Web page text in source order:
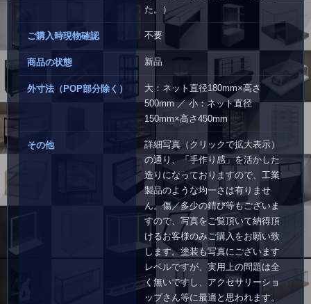
た。）
ご購入時現物確認 不要
商品の状態 新品
外寸法（POP部分除く）
大：ネット直径180mm×高さ
500mm ／ 小：ネット直径
150mm×高さ450mm
その他
詳細写真（クリックで拡大表示）
の通り、「手作り感」を活かした
造りになっておりますので、工業
製品のような均一さは有りませ
ん。傷／多少の錆び等もございま
すので、写真をご覧頂いて納得頂
けるお客様のみご購入をお願い致
します。塗装も写真にございます
レベルですが、実用上の問題は全
く無いですし、アクセサリーショ
ップさん等に最適と思われます。